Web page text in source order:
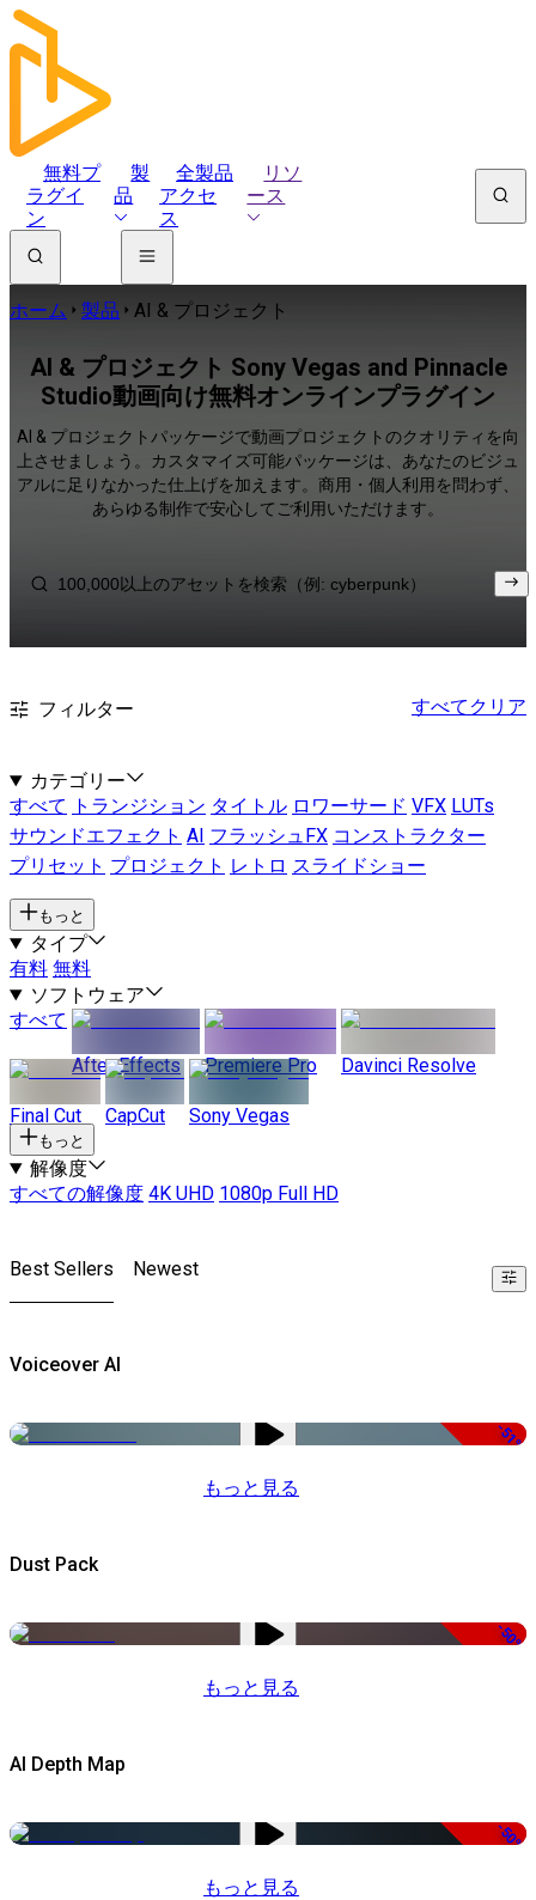
無料プ
ラグイ
ン
製
品
全製品
アクセ
ス
リソ
ース
ホーム 製品 AI & プロジェクト
AI & プロジェクト Sony Vegas and Pinnacle
Studio動画向け無料オンラインプラグイン
AI & プロジェクトパッケージで動画プロジェクトのクオリティを向
上させましょう。カスタマイズ可能パッケージは、あなたのビジュ
アルに足りなかった仕上げを加えます。商用・個人利用を問わず、
あらゆる制作で安心してご利用いただけます。
フィルター すべてクリア
カテゴリー
すべて トランジション タイトル ロワーサード VFX LUTs
サウンドエフェクト AI フラッシュFX コンストラクター
プリセット プロジェクト レトロ スライドショー
もっと
タイプ
有料 無料
ソフトウェア
すべて
After Effects
Premiere Pro Davinci Resolve
Final Cut CapCut Sony Vegas
もっと
解像度
すべての解像度 4K UHD 1080p Full HD
Best Sellers Newest
Voiceover AI
-51%
もっと見る
Dust Pack
-50%
もっと見る
AI Depth Map
-50%
もっと見る